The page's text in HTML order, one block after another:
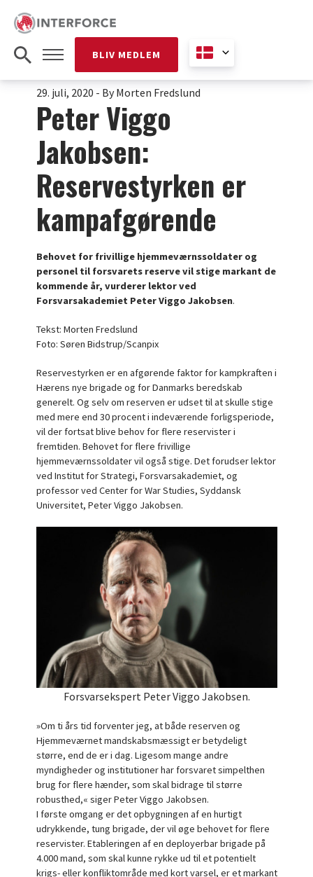
BLIV MEDLEM
29. juli, 2020 - By Morten Fredslund
Peter Viggo
Jakobsen:
Reservestyrken er
kampafgørende
Behovet for frivillige hjemmeværnssoldater og
personel til forsvarets reserve vil stige markant de
kommende år, vurderer lektor ved
Forsvarsakademiet Peter Viggo Jakobsen.
Tekst: Morten Fredslund
Foto: Søren Bidstrup/Scanpix
Reservestyrken er en afgørende faktor for kampkraften i
Hærens nye brigade og for Danmarks beredskab
generelt. Og selv om reserven er udset til at skulle stige
med mere end 30 procent i indeværende forligsperiode,
vil der fortsat blive behov for flere reservister i
fremtiden. Behovet for flere frivillige
hjemmeværnssoldater vil også stige. Det forudser lektor
ved Institut for Strategi, Forsvarsakademiet, og
professor ved Center for War Studies, Syddansk
Universitet, Peter Viggo Jakobsen.
Forsvarsekspert Peter Viggo Jakobsen.
»Om ti års tid forventer jeg, at både reserven og
Hjemmeværnet mandskabsmæssigt er betydeligt
større, end de er i dag. Ligesom mange andre
myndigheder og institutioner har forsvaret simpelthen
brug for flere hænder, som skal bidrage til større
robusthed,« siger Peter Viggo Jakobsen.
I første omgang er det opbygningen af en hurtigt
udrykkende, tung brigade, der vil øge behovet for flere
reservister. Etableringen af en deployerbar brigade på
4.000 mand, som skal kunne rykke ud til et potentielt
krigs- eller konfliktområde med kort varsel, er et markant